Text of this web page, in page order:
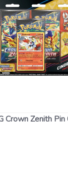
Crown Zenith